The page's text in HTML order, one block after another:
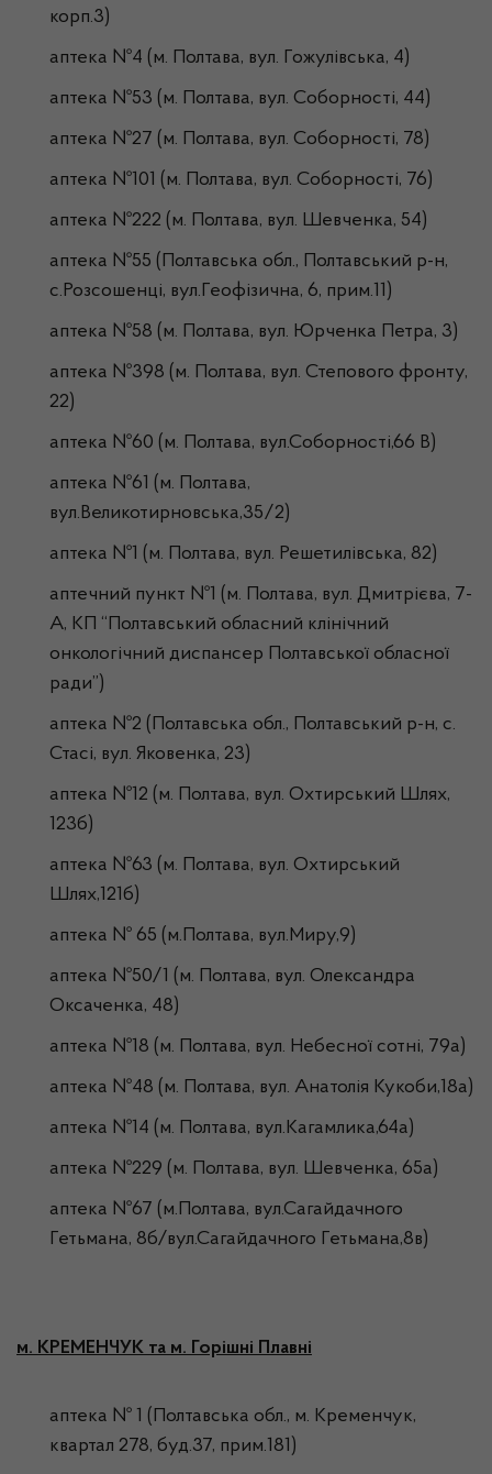
корп.3)
аптека №4 (м. Полтава, вул. Гожулівська, 4)
аптека №53 (м. Полтава, вул. Соборності, 44)
аптека №27 (м. Полтава, вул. Соборності, 78)
аптека №101 (м. Полтава, вул. Соборності, 76)
аптека №222 (м. Полтава, вул. Шевченка, 54)
аптека №55 (Полтавська обл., Полтавський р-н,
с.Розсошенці, вул.Геофізична, 6, прим.11)
аптека №58 (м. Полтава, вул. Юрченка Петра, 3)
аптека №398 (м. Полтава, вул. Степового фронту,
22)
аптека №60 (м. Полтава, вул.Соборності,66 В)
аптека №61 (м. Полтава,
вул.Великотирновська,35/2)
аптека №1 (м. Полтава, вул. Решетилівська, 82)
аптечний пункт №1 (м. Полтава, вул. Дмитрієва, 7-
А, КП “Полтавський обласний клінічний
онкологічний диспансер Полтавської обласної
ради”)
аптека №2 (Полтавська обл., Полтавський р-н, с.
Стасі, вул. Яковенка, 23)
аптека №12 (м. Полтава, вул. Охтирський Шлях,
123б)
аптека №63 (м. Полтава, вул. Охтирський
Шлях,121б)
аптека № 65 (м.Полтава, вул.Миру,9)
аптека №50/1 (м. Полтава, вул. Олександра
Оксаченка, 48)
аптека №18 (м. Полтава, вул. Небесної сотні, 79а)
аптека №48 (м. Полтава, вул. Анатолія Кукоби,18а)
аптека №14 (м. Полтава, вул.Кагамлика,64а)
аптека №229 (м. Полтава, вул. Шевченка, 65а)
аптека №67 (м.Полтава, вул.Сагайдачного
Гетьмана, 8б/вул.Сагайдачного Гетьмана,8в)
м. КРЕМЕНЧУК та м. Горішні Плавні
аптека № 1 (Полтавська обл., м. Кременчук,
квартал 278, буд.37, прим.181)